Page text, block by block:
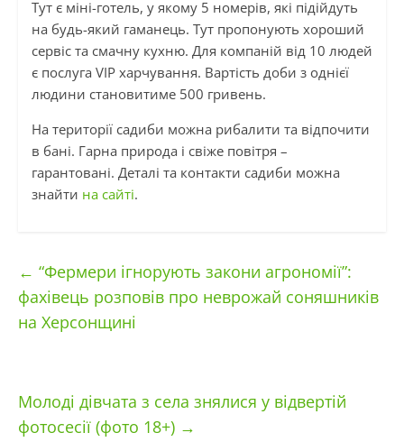
Тут є міні-готель, у якому 5 номерів, які підійдуть
на будь-який гаманець. Тут пропонують хороший
сервіс та смачну кухню. Для компаній від 10 людей
є послуга VIP харчування. Вартість доби з однієї
людини становитиме 500 гривень.
На території садиби можна рибалити та відпочити
в бані. Гарна природа і свіже повітря –
гарантовані. Деталі та контакти садиби можна
знайти на сайті.
← “Фермери ігнорують закони агрономії”:
фахівець розповів про неврожай соняшників
на Херсонщині
Молоді дівчата з села знялися у відвертій
фотосесії (фото 18+) →